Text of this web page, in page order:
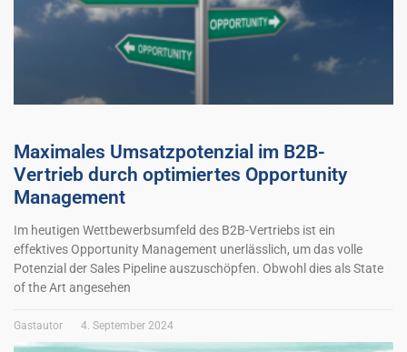
Maximales Umsatzpotenzial im B2B-
Vertrieb durch optimiertes Opportunity
Management
Im heutigen Wettbewerbsumfeld des B2B-Vertriebs ist ein
effektives Opportunity Management unerlässlich, um das volle
Potenzial der Sales Pipeline auszuschöpfen. Obwohl dies als State
of the Art angesehen
Gastautor 4. September 2024